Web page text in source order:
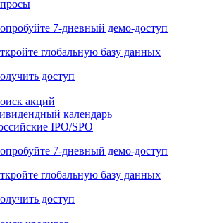
7-дневный демо-доступ
глобальную базу данных
доступ
акций
календарь
IPO/SPO
7-дневный демо-доступ
глобальную базу данных
доступ